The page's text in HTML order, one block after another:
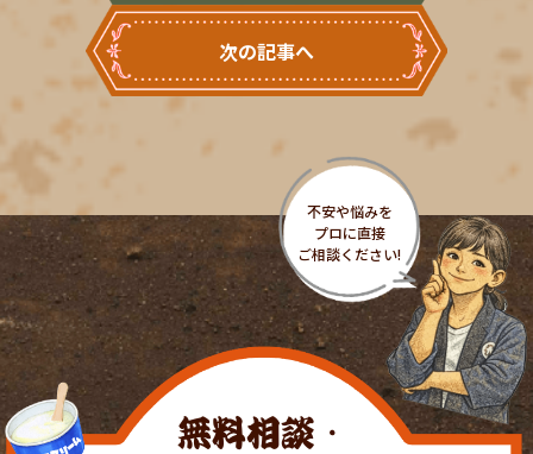
次の記事へ
無料相談・